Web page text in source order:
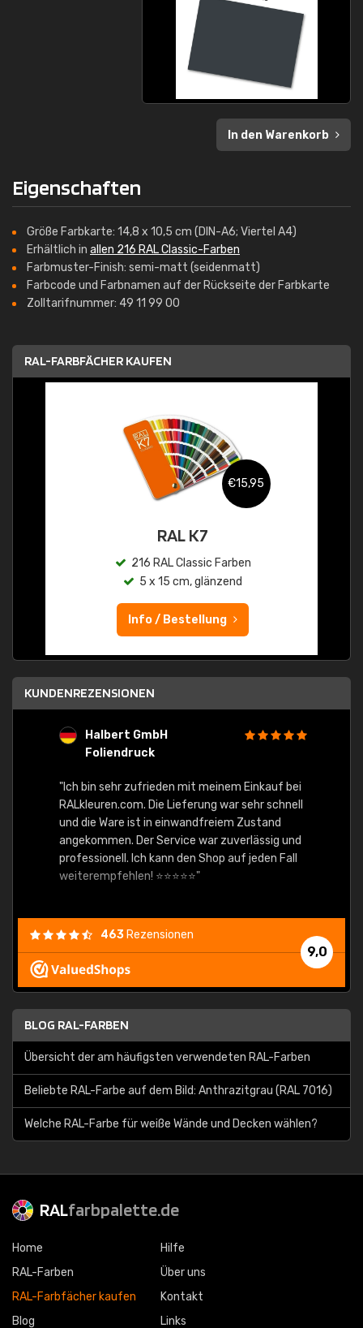
In den Warenkorb
Eigenschaften
Größe Farbkarte: 14,8 x 10,5 cm (DIN-A6; Viertel A4)
Erhältlich in allen 216 RAL Classic-Farben
Farbmuster-Finish: semi-matt (seidenmatt)
Farbcode und Farbnamen auf der Rückseite der Farbkarte
Zolltarifnummer: 49 11 99 00
RAL-FARBFÄCHER KAUFEN
€15,95
RAL K7
216 RAL Classic Farben
5 x 15 cm, glänzend
Info / Bestellung
KUNDENREZENSIONEN
Halbert GmbH
Foliendruck
"Ich bin sehr zufrieden mit meinem Einkauf bei
RALkleuren.com. Die Lieferung war sehr schnell
und die Ware ist in einwandfreiem Zustand
angekommen. Der Service war zuverlässig und
professionell. Ich kann den Shop auf jeden Fall
weiterempfehlen! ⭐⭐⭐⭐⭐"
9,0
463 Rezensionen
BLOG RAL-FARBEN
Übersicht der am häufigsten verwendeten RAL-Farben
Beliebte RAL-Farbe auf dem Bild: Anthrazitgrau (RAL 7016)
Welche RAL-Farbe für weiße Wände und Decken wählen?
RALfarbpalette.de
Home
RAL-Farben
RAL-Farbfächer kaufen
Blog
Hilfe
Über uns
Kontakt
Links